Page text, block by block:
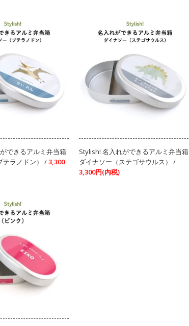
できるアルミ弁当箱
テラノドン） /3,300
Stylish! 名入れができるアルミ弁当箱
ダイナソー（ステゴサウルス） /
3,300円(内税)